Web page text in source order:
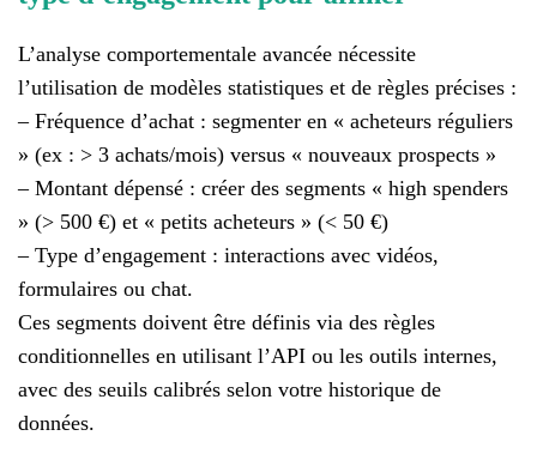
L’analyse comportementale avancée nécessite
l’utilisation de modèles statistiques et de règles précises :
– Fréquence d’achat : segmenter en « acheteurs réguliers
» (ex : > 3 achats/mois) versus « nouveaux prospects »
– Montant dépensé : créer des segments « high spenders
» (> 500 €) et « petits acheteurs » (< 50 €)
– Type d’engagement : interactions avec vidéos,
formulaires ou chat.
Ces segments doivent être définis via des règles
conditionnelles en utilisant l’API ou les outils internes,
avec des seuils calibrés selon votre historique de
données.